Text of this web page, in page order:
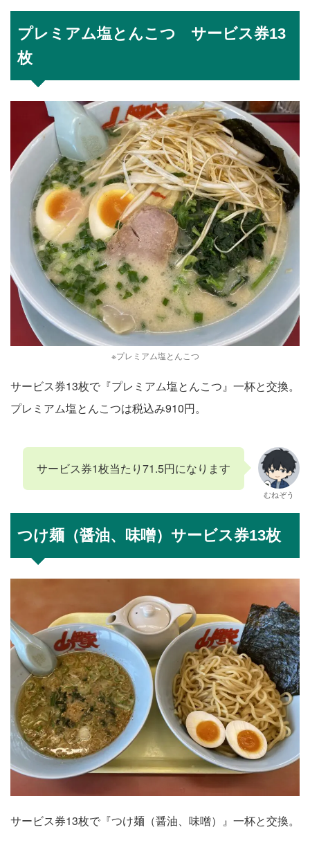
プレミアム塩とんこつ サービス券13
枚
※プレミアム塩とんこつ
サービス券13枚で『プレミアム塩とんこつ』一杯と交換。
プレミアム塩とんこつは税込み910円。
サービス券1枚当たり71.5円になります
むねぞう
つけ麺（醤油、味噌）サービス券13枚
サービス券13枚で『つけ麺（醤油、味噌）』一杯と交換。